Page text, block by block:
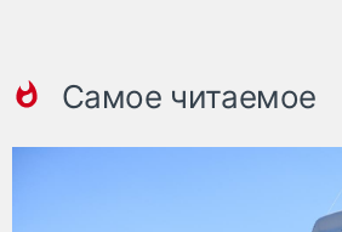
Самое читаемое